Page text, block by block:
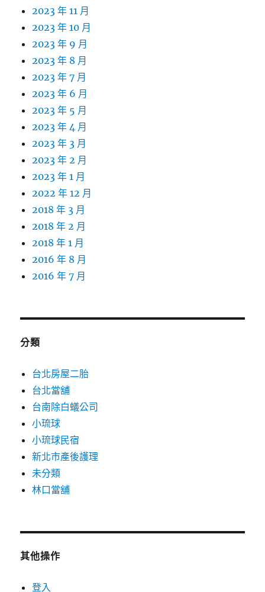
2023 年 11 月
2023 年 10 月
2023 年 9 月
2023 年 8 月
2023 年 7 月
2023 年 6 月
2023 年 5 月
2023 年 4 月
2023 年 3 月
2023 年 2 月
2023 年 1 月
2022 年 12 月
2018 年 3 月
2018 年 2 月
2018 年 1 月
2016 年 8 月
2016 年 7 月
分類
台北房屋二胎
台北當舖
台南除白蟻公司
小琉球
小琉球民宿
新北市產後護理
未分類
林口當舖
其他操作
登入